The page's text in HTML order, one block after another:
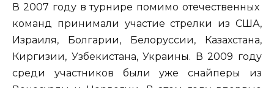
В 2007 году в турнире помимо отечественных
команд принимали участие стрелки из США,
Израиля, Болгарии, Белоруссии, Казахстана,
Киргизии, Узбекистана, Украины. В 2009 году
среди участников были уже снайперы из